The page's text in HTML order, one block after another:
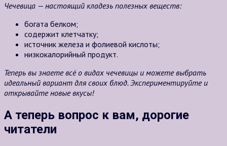
Чечевица — настоящий кладезь полезных веществ:
богата белком;
содержит клетчатку;
источник железа и фолиевой кислоты;
низкокалорийный продукт.
Теперь вы знаете всё о видах чечевицы и можете выбрать
идеальный вариант для своих блюд. Экспериментируйте и
открывайте новые вкусы!
А теперь вопрос к вам, дорогие
читатели